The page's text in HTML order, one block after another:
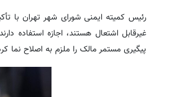
رئیس کمیته ایمنی شورای شهر تهران با
غیرقابل اشتعال هستند، اجازه استفاده
پیگیری مستمر مالک را ملزم به اصلاح نما